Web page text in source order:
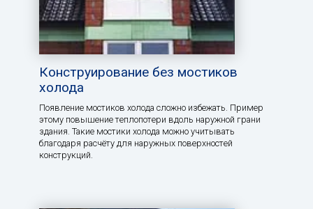
Конструирование без мостиков
холода
Появление мостиков холода сложно избежать. Пример
этому повышение теплопотери вдоль наружной грани
здания. Такие мостики холода можно учитывать
благодаря расчёту для наружных поверхностей
конструкций.